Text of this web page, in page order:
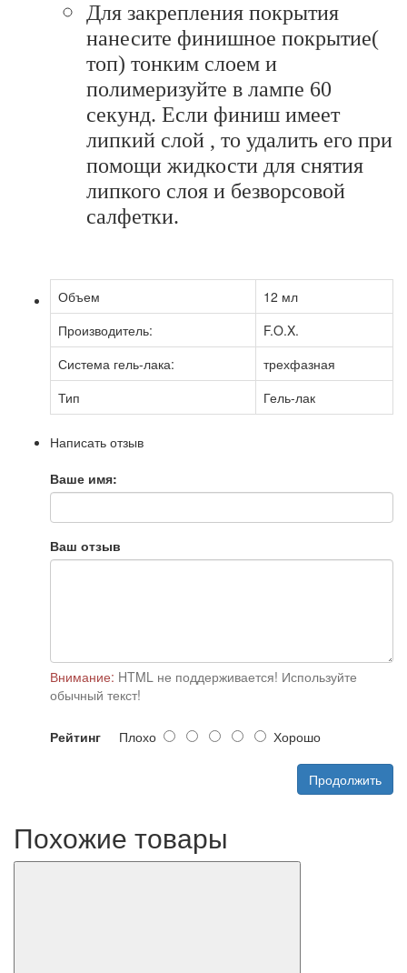
Для закрепления покрытия
нанесите финишное покрытие(
топ) тонким слоем и
полимеризуйте в лампе 60
секунд. Если финиш имеет
липкий слой , то удалить его при
помощи жидкости для снятия
липкого слоя и безворсовой
салфетки.
Объем
12 мл
Производитель:
F.O.X.
Система гель-лака:
трехфазная
Тип
Гель-лак
Написать отзыв
Ваше имя:
Ваш отзыв
Внимание: HTML не поддерживается! Используйте
обычный текст!
Рейтинг Плохо Хорошо
Продолжить
Похожие товары